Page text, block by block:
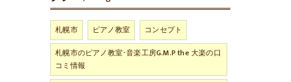
札幌市 ピアノ教室
コンセプト
札幌市のピアノ教室･音楽工房G.M.P the 大楽の口
コミ情報